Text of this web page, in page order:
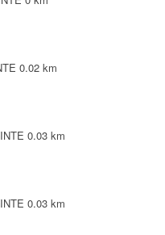
0.02 km
0.03 km
0.03 km